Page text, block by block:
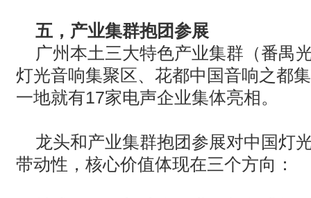
五，产业集群抱团参展
广州本土三大特色产业集群（番禺
灯光音响集聚区、花都中国音响之都
一地就有17家电声企业集体亮相。
龙头和产业集群抱团参展对中国灯
带动性，核心价值体现在三个方向：‌